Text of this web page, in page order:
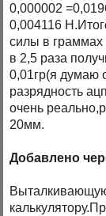
0,000002
0,004116
силы в граммах
в 2,5 раза
0,01гр(я думаю
разрядность
очень
20мм.
Добавлено
Выталкивающую